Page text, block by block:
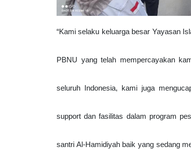
“Kami selaku keluarga besar Yayasan
PBNU yang telah mempercayakan
seluruh Indonesia, kami juga
support dan fasilitas dalam program
santri Al-Hamidiyah baik yang sedang